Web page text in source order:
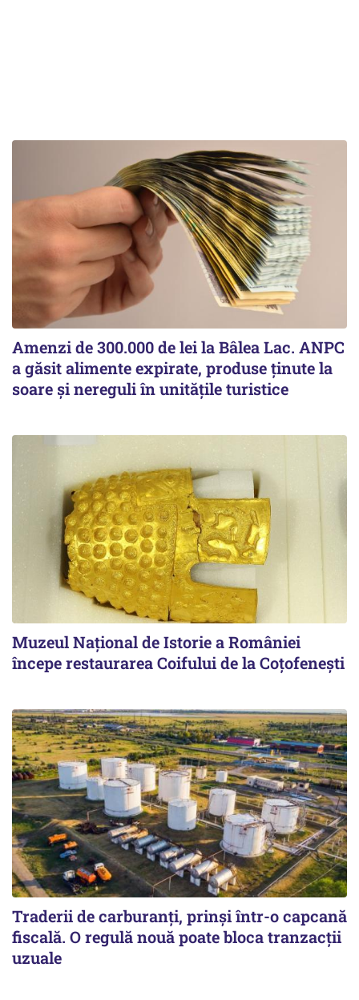
Amenzi de 300.000 de lei la Bâlea Lac. ANPC
a găsit alimente expirate, produse ținute la
soare și nereguli în unitățile turistice
Muzeul Național de Istorie a României
începe restaurarea Coifului de la Coțofenești
Traderii de carburanți, prinși într-o capcană
fiscală. O regulă nouă poate bloca tranzacții
uzuale